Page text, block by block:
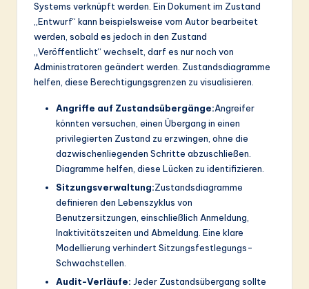
Systems verknüpft werden. Ein Dokument im Zustand
„Entwurf“ kann beispielsweise vom Autor bearbeitet
werden, sobald es jedoch in den Zustand
„Veröffentlicht“ wechselt, darf es nur noch von
Administratoren geändert werden. Zustandsdiagramme
helfen, diese Berechtigungsgrenzen zu visualisieren.
Angriffe auf Zustandsübergänge:Angreifer
könnten versuchen, einen Übergang in einen
privilegierten Zustand zu erzwingen, ohne die
dazwischenliegenden Schritte abzuschließen.
Diagramme helfen, diese Lücken zu identifizieren.
Sitzungsverwaltung:Zustandsdiagramme
definieren den Lebenszyklus von
Benutzersitzungen, einschließlich Anmeldung,
Inaktivitätszeiten und Abmeldung. Eine klare
Modellierung verhindert Sitzungsfestlegungs-
Schwachstellen.
Audit-Verläufe: Jeder Zustandsübergang sollte